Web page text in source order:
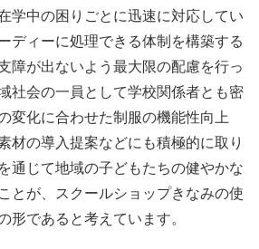
学中の困りごとに迅速に対応してい
ディーに処理できる体制を構築する
障が出ないよう最大限の配慮を行っ
社会の一員として学校関係者とも密
変化に合わせた制服の機能性向上
材の導入提案などにも積極的に取り
通じて地域の子どもたちの健やかな
とが、スクールショップきなみの使
形であると考えています。